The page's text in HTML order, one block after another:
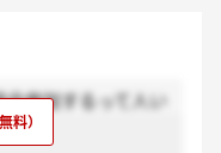
参加するって人い